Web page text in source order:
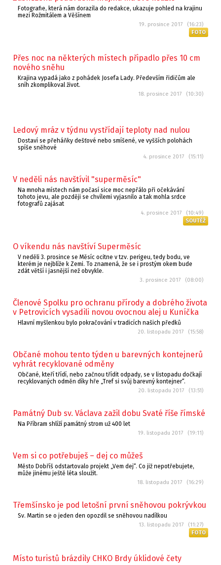
Fotografie, která nám dorazila do redakce, ukazuje pohled na krajinu
mezi Rožmitálem a Věšínem
19. prosince 2017 (16:23)
FOTO
Přes noc na některých místech připadlo přes 10 cm
nového sněhu
Krajina vypadá jako z pohádek Josefa Lady. Především řidičům ale
sníh zkomplikoval život.
18. prosince 2017 (10:30)
Ledový mráz v týdnu vystřídají teploty nad nulou
Dostaví se přeháňky dešťové nebo smíšené, ve vyšších polohách
spíše sněhové
4. prosince 2017 (15:11)
V neděli nás navštívil "superměsíc"
Na mnoha místech nám počasí sice moc nepřálo při očekávání
tohoto jevu, ale později se chvílemi vyjasnilo a tak mohla srdce
fotografů zajásat
4. prosince 2017 (10:49)
SOUTĚŽ
O víkendu nás navštíví Superměsíc
V neděli 3. prosince se Měsíc ocitne v tzv. perigeu, tedy bodu, ve
kterém je nejblíže k Zemi. To znamená, že se i prostým okem bude
zdát větší i jasnější než obvykle.
3. prosince 2017 (08:00)
Členové Spolku pro ochranu přírody a dobrého života
v Petrovicích vysadili novou ovocnou alej u Kuníčka
Hlavní myšlenkou bylo pokračování v tradicích našich předků
20. listopadu 2017 (15:58)
Občané mohou tento týden u barevných kontejnerů
vyhrát recyklované odměny
Občané, kteří třídí, nebo začnou třídit odpady, se v listopadu dočkají
recyklovaných odměn díky hře „Tref si svůj barevný kontejner“.
20. listopadu 2017 (13:51)
Památný Dub sv. Václava zažil dobu Svaté říše římské
Na Příbram shlíží památný strom už 400 let
19. listopadu 2017 (19:11)
Vem si co potřebuješ – dej co můžeš
Město Dobříš odstartovalo projekt „Vem dej“. Co již nepotřebujete,
může jinému ještě léta sloužit.
18. listopadu 2017 (16:29)
Třemšínsko je pod letošní první sněhovou pokrývkou
Sv. Martin se o jeden den opozdil se sněhovou nadílkou
13. listopadu 2017 (11:27)
FOTO
Místo turistů brázdily CHKO Brdy úklidové čety